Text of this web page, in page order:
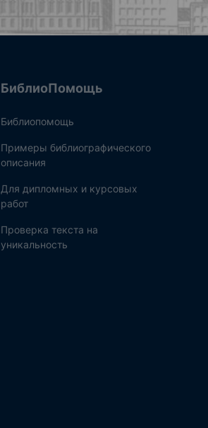
БиблиоПомощь
Библиопомощь
Примеры библиографического
описания
Для дипломных и курсовых
работ
Проверка текста на
уникальность